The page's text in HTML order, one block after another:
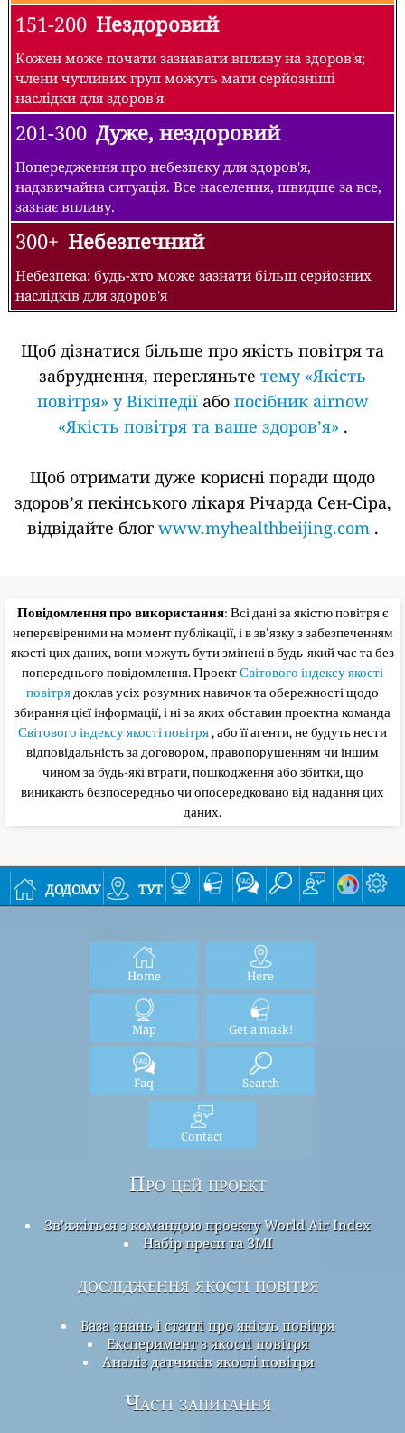
151-200 Нездоровий
Кожен може почати зазнавати впливу на здоров'я;
члени чутливих груп можуть мати серйозніші
наслідки для здоров'я
201-300 Дуже, нездоровий
Попередження про небезпеку для здоров'я,
надзвичайна ситуація. Все населення, швидше за все,
зазнає впливу.
300+ Небезпечний
Небезпека: будь-хто може зазнати більш серйозних
наслідків для здоров'я
Щоб дізнатися більше про якість повітря та
забруднення, перегляньте тему «Якість
повітря» у Вікіпедіїабо посібник airnow
«Якість повітря та ваше здоров’я» .
Щоб отримати дуже корисні поради щодо
здоров’я пекінського лікаря Річарда Сен-Сіра,
відвідайте блог www.myhealthbeijing.com.
Повідомлення про використання: Всі дані за якістю повітря є
неперевіреними на момент публікації, і в зв'язку з забезпеченням
якості цих даних, вони можуть бути змінені в будь-який час та без
попереднього повідомлення. ПроектСвітового індексу якості
повітрядоклав усіх розумних навичок та обережності щодо
збирання цієї інформації, і ні за яких обставин проектна команда
Світового індексу якості повітря, або її агенти, не будуть нести
відповідальність за договором, правопорушенням чи іншим
чином за будь-які втрати, пошкодження або збитки, що
виникають безпосередньо чи опосередковано від надання цих
даних.
додому тут
Home Here
Map Get a mask!
Faq Search
Contact
Про цей проект
Зв’яжіться з командою проекту World Air Index
Набір преси та ЗМІ
дослідження якості повітря
База знань і статті про якість повітря
Експеримент з якості повітря
Аналіз датчиків якості повітря
Часті запитання